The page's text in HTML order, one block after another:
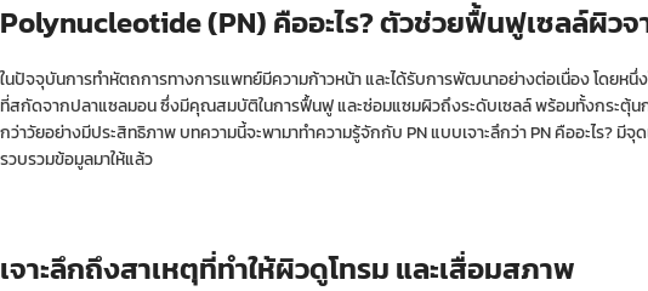
Polynucleotide (PN) คืออะไร? ตัวช่วยฟื้นฟูเซลล์ผิวจ
ในปัจจุบันการทำหัตถการทางการแพทย์มีความก้าวหน้า และได้รับการพัฒนาอย่างต่อเนื่อง โดยห
ที่สกัดจากปลาแซลมอน ซึ่งมีคุณสมบัติในการฟื้นฟู และซ่อมแซมผิวถึงระดับเซลล์ พร้อมทั้งกระตุ้น
กว่าวัยอย่างมีประสิทธิภาพ บทความนี้จะพามาทำความรู้จักกับ PN แบบเจาะลึกว่า PN คืออะไร? มี
รวบรวมข้อมูลมาให้แล้ว
เจาะลึกถึงสาเหตุที่ทำให้ผิวดูโทรม และเสื่อมสภาพ